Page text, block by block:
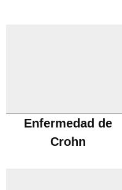
Enfermedad de
Crohn